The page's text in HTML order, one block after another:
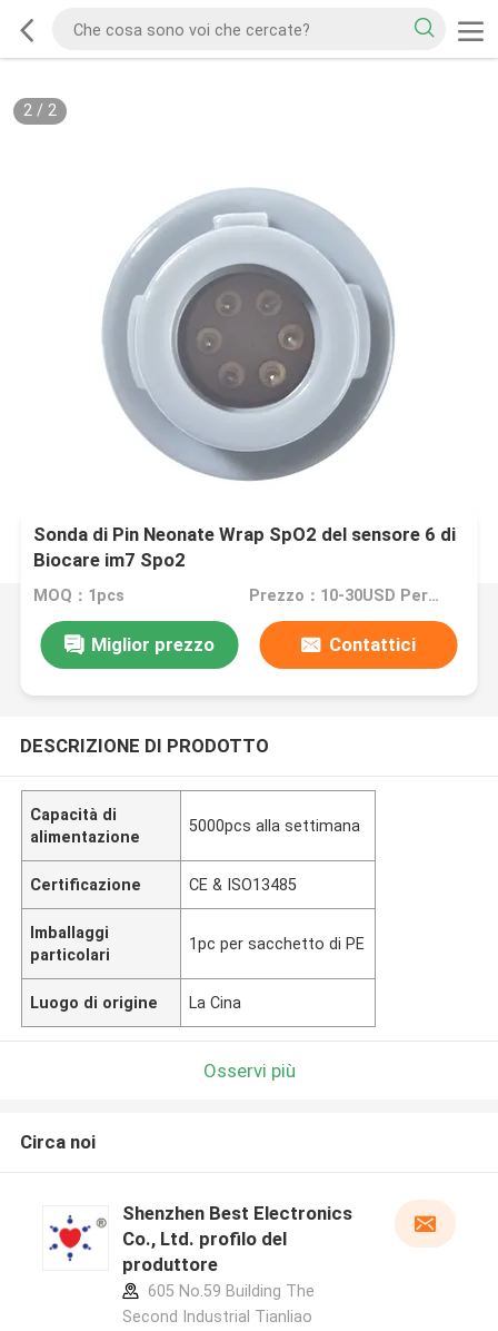
2/ 2
Sonda di Pin Neonate Wrap SpO2 del sensore 6 di
Biocare im7 Spo2
MOQ：1pcs Prezzo：10-30USD Per pcs
Miglior prezzo Contattici
DESCRIZIONE DI PRODOTTO
Capacità di
alimentazione
5000pcs alla settimana
Certificazione CE & ISO13485
Imballaggi
particolari
1pc per sacchetto di PE
Luogo di origine La Cina
Osservi più
Circa noi
Shenzhen Best Electronics
Co., Ltd. profilo del
produttore
605 No.59 Building The
Second Industrial Tianliao